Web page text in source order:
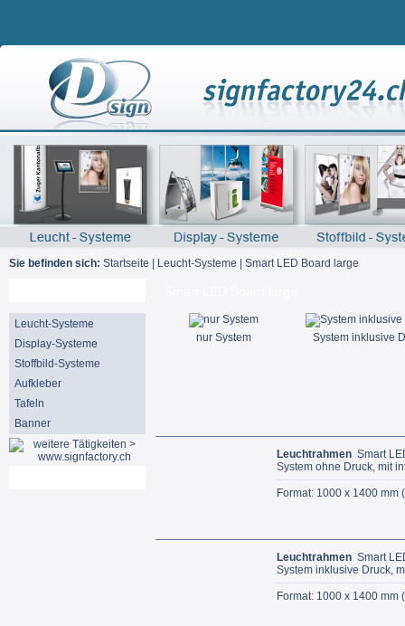
Sie befinden sich: Startseite Leucht-Systeme Smart LED Board large
Leucht-Systeme
Display-Systeme
Stoffbild-Systeme
Aufkleber
Tafeln
Banner
nur System System inklusive
Leuchtrahmen Smart
System ohne Druck, mit
Format: 1000 x 1400 mm
Leuchtrahmen Smart
System inklusive Druck,
Format: 1000 x 1400 mm